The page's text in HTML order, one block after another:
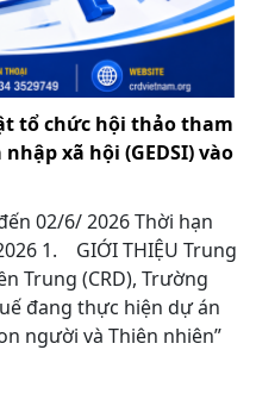
tổ chức hội thảo tham
xã hội (GEDSI) vào
02/6/ 2026 Thời hạn
1. GIỚI THIỆU Trung
Trung (CRD), Trường
đang thực hiện dự án
người và Thiên nhiên”